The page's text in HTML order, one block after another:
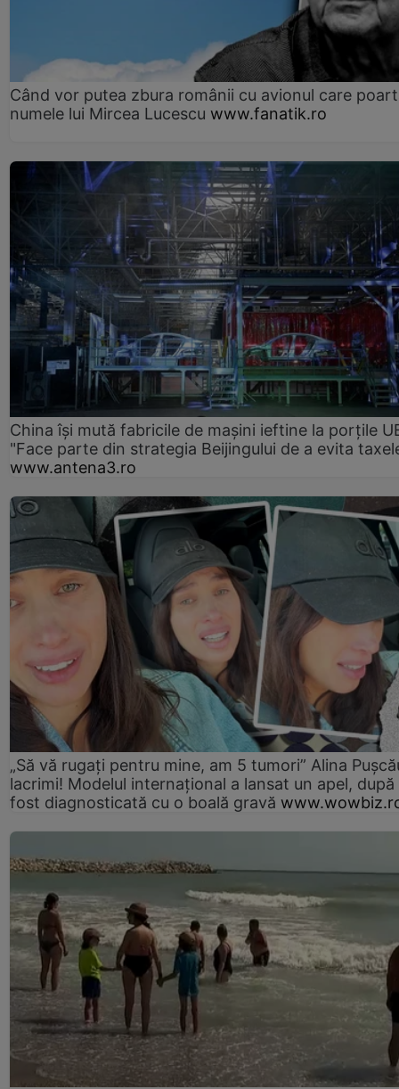
Când vor putea zbura românii cu avionul care
numele lui Mircea Lucescu www.fanatik.ro
China își mută fabricile de mașini ieftine la porțile
"Face parte din strategia Beijingului de a evita
www.antena3.ro
„Să vă rugați pentru mine, am 5 tumori” Alina
lacrimi! Modelul internațional a lansat un apel, după
fost diagnosticată cu o boală gravă